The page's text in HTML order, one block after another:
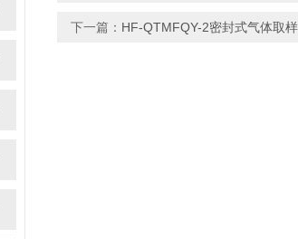
下一篇： HF-QTMFQY-2密封式气体取